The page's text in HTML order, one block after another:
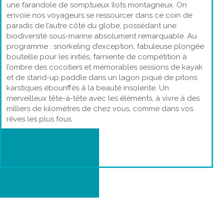
une farandole de somptueux îlots montagneux. On
envoie nos voyageurs se ressourcer dans ce coin de
paradis de l’autre côté du globe, possédant une
biodiversité sous-marine absolument remarquable. Au
programme : snorkeling d’exception, fabuleuse plongée
bouteille pour les initiés, farniente de compétition à
l’ombre des cocotiers et mémorables sessions de kayak
et de stand-up paddle dans un lagon piqué de pitons
karstiques ébouriffés à la beauté insolente. Un
merveilleux tête-à-tête avec les éléments, à vivre à des
milliers de kilomètres de chez vous, comme dans vos
rêves les plus fous.